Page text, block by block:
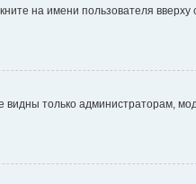
на имени пользователя вверху
видны только администраторам,